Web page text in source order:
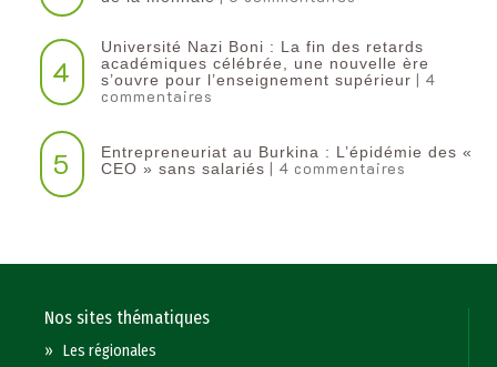
4
Université Nazi Boni : La fin des retards
académiques célébrée, une nouvelle ère
s’ouvre pour l’enseignement supérieur | 4
commentaires
5
Entrepreneuriat au Burkina : L’épidémie des «
CEO » sans salariés | 4 commentaires
Nos sites thématiques
»Les régionales